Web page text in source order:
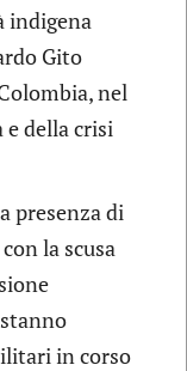
indigena
Gito
nel
e della crisi
presenza di
la scusa
in corso